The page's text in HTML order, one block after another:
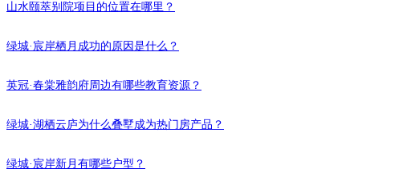
山水颐萃别院项目的位置在哪里？
绿城·宸岸栖月成功的原因是什么？
英冠·春棠雅韵府周边有哪些教育资源？
绿城·湖栖云庐为什么叠墅成为热门房产品？
绿城·宸岸新月有哪些户型？